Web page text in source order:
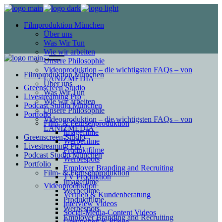
Filmproduktion München
Über uns
Was Wir Tun
Wie wir arbeiten
Unsere Philosophie
Videoproduktion – die wichtigsten FAQs – von
LANIZMEDIA
Greenscreen Studio
Livestreaming Pro
Podcast Studio München
Portfolio
Film- & Fernsehproduktion
Imagefilme
Werbefilme
Produktfilme
Werbespots
Employer Branding and Recruiting
TV Produktion
Videoproduktion
Vertrieb & Kundenberatung
Interview Videos
Social-Media-Content Videos
Filmproduktion München
Über uns
Was Wir Tun
Wie wir arbeiten
Unsere Philosophie
Videoproduktion – die wichtigsten FAQs – von
LANIZMEDIA
Greenscreen Studio
Livestreaming Pro
Podcast Studio München
Portfolio
Film- & Fernsehproduktion
Imagefilme
Werbefilme
Produktfilme
Werbespots
Employer Branding and Recruiting